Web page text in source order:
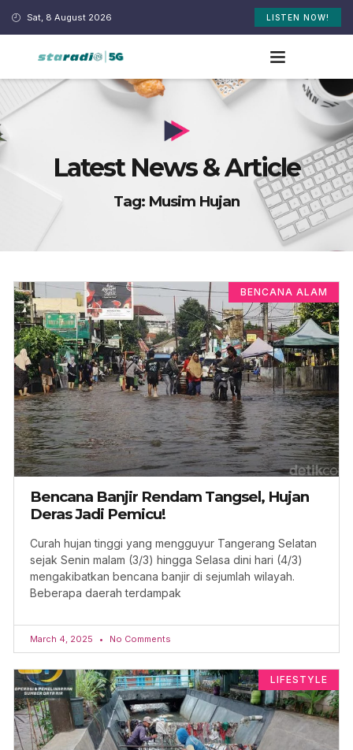
Sat, 8 August 2026 LISTEN NOW!
Latest News & Article
Tag: Musim Hujan
BENCANA ALAM
Bencana Banjir Rendam Tangsel, Hujan
Deras Jadi Pemicu!
Curah hujan tinggi yang mengguyur Tangerang Selatan
sejak Senin malam (3/3) hingga Selasa dini hari (4/3)
mengakibatkan bencana banjir di sejumlah wilayah.
Beberapa daerah terdampak
March 4, 2025 No Comments
LIFESTYLE